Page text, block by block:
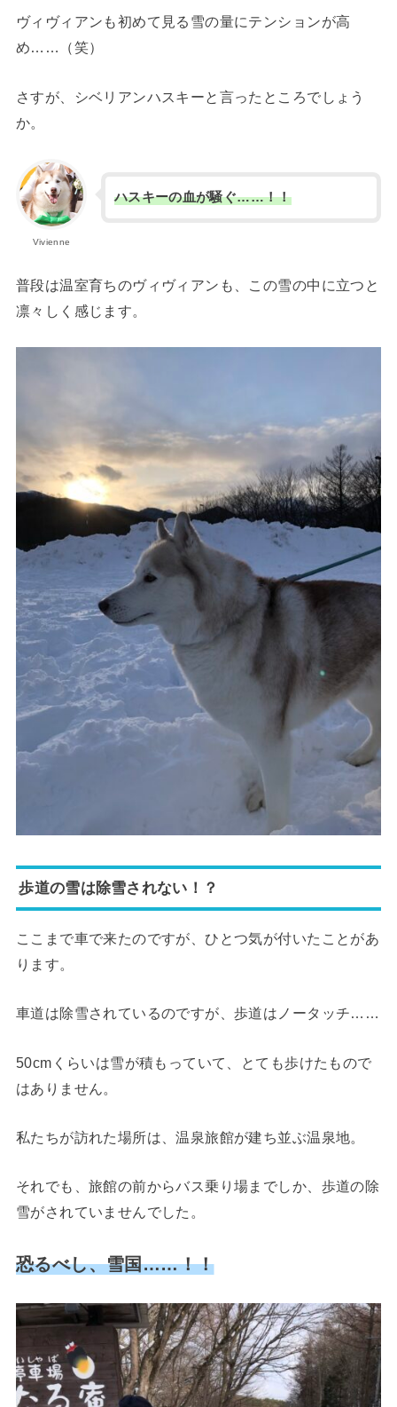
ヴィヴィアンも初めて見る雪の量にテンションが高
め……（笑）
さすが、シベリアンハスキーと言ったところでしょう
か。
Vivienne
ハスキーの血が騒ぐ……！！
普段は温室育ちのヴィヴィアンも、この雪の中に立つと
凛々しく感じます。
歩道の雪は除雪されない！？
ここまで車で来たのですが、ひとつ気が付いたことがあ
ります。
車道は除雪されているのですが、歩道はノータッチ……
50cmくらいは雪が積もっていて、とても歩けたもので
はありません。
私たちが訪れた場所は、温泉旅館が建ち並ぶ温泉地。
それでも、旅館の前からバス乗り場までしか、歩道の除
雪がされていませんでした。
恐るべし、雪国……！！